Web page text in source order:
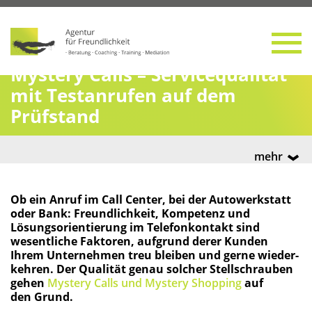
Mys­tery Calls – Ser­vice­qua­li­tät
mit Test­an­ru­fen auf dem
Prüfstand
mehr
Ob ein Anruf im Call Cen­ter, bei der Auto­werk­statt
oder Bank: Freund­lich­keit, Kom­pe­tenz und
Lösungs­ori­en­tie­rung im Tele­fon­kon­takt sind
wesent­li­che Fak­to­ren, auf­grund derer Kun­den
Ihrem Unter­neh­men treu blei­ben und ger­ne wie­der­
keh­ren. Der Qua­li­tät genau sol­cher Stell­schrau­ben
gehen Mys­tery Calls und Mys­tery Shop­pingauf
den Grund.